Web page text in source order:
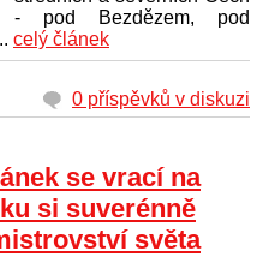
- pod Bezdězem, pod
celý článek
0 příspěvků v diskuzi
se vrací na
si suverénně
světa